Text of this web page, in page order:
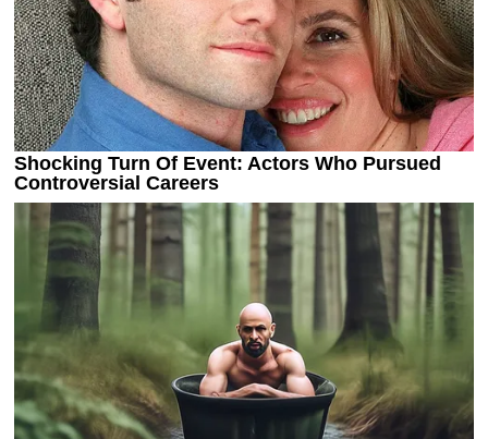
RU
UA
Categories
Главная
Новости футбола
Видео
Трансферы
Новости футбола Украины
Последние комментарии
Конкурс прогнозов
Логин
Рейтинги
Правила
Коллективный прогноз
Турниры
Чемпионат Мира